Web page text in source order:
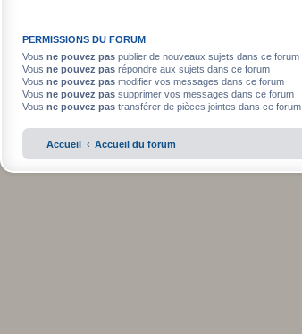
PERMISSIONS DU FORUM
Vous ne pouvez pas publier de nouveaux sujets dans ce forum
Vous ne pouvez pas répondre aux sujets dans ce forum
Vous ne pouvez pas modifier vos messages dans ce forum
Vous ne pouvez pas supprimer vos messages dans ce forum
Vous ne pouvez pas transférer de pièces jointes dans ce forum
Accueil Accueil du forum